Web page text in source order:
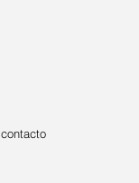
contacto